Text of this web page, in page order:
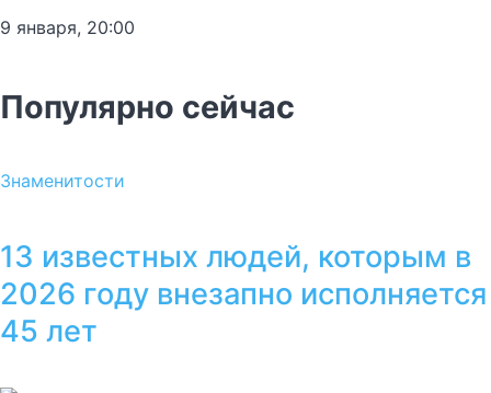
9 января, 20:00
Популярно сейчас
Знаменитости
13 известных людей, которым в
2026 году внезапно исполняется
45 лет